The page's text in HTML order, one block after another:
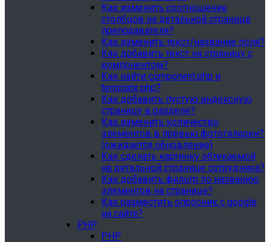
Как изменить соотношение
столбцов на детальной странице
преподавателя?
Как изменить текст/название поля?
Как добавить текст на страницу с
компонентом?
Как найти component.php и
template.php?
Как добавить пустую индексную
страницу в разделе?
Как изменить количество
элементов в превью фотогалереи?
(ожидается обновление)
Как сделать картинку обтекаемой
на детальной странице сотрудника?
Как добавить фильтр по названию
элементов на странице?
Как разместить опросник с google
на сайте?
PHP
PHP